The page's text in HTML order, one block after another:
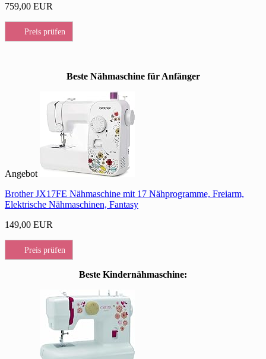
759,00 EUR
Preis prüfen
Beste Nähmaschine für Anfänger
Angebot
Brother JX17FE Nähmaschine mit 17 Nähprogramme, Freiarm,
Elektrische Nähmaschinen, Fantasy
149,00 EUR
Preis prüfen
Beste Kindernähmaschine: